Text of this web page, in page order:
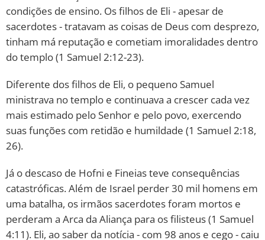
condições de ensino. Os filhos de Eli - apesar de
sacerdotes - tratavam as coisas de Deus com desprezo,
tinham má reputação e cometiam imoralidades dentro
do templo (1 Samuel 2:12-23).
Diferente dos filhos de Eli, o pequeno Samuel
ministrava no templo e continuava a crescer cada vez
mais estimado pelo Senhor e pelo povo, exercendo
suas funções com retidão e humildade (1 Samuel 2:18,
26).
Já o descaso de Hofni e Fineias teve consequências
catastróficas. Além de Israel perder 30 mil homens em
uma batalha, os irmãos sacerdotes foram mortos e
perderam a Arca da Aliança para os filisteus (1 Samuel
4:11). Eli, ao saber da notícia - com 98 anos e cego - caiu